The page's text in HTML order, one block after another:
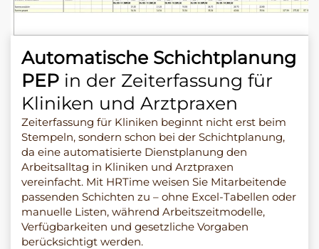
Automatische Schichtplanung
PEP in der Zeiterfassung für
Kliniken und Arztpraxen
Zeiterfassung für Kliniken beginnt nicht erst beim
Stempeln, sondern schon bei der Schichtplanung,
da eine automatisierte Dienstplanung den
Arbeitsalltag in Kliniken und Arztpraxen
vereinfacht. Mit HRTime weisen Sie Mitarbeitende
passenden Schichten zu – ohne Excel-Tabellen oder
manuelle Listen, während Arbeitszeitmodelle,
Verfügbarkeiten und gesetzliche Vorgaben
berücksichtigt werden.